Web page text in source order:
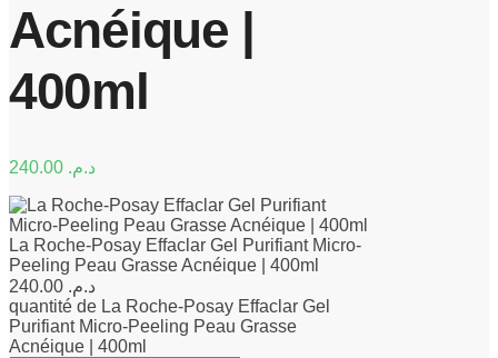
Acnéique |
400ml
د.م.
La Roche-Posay Effaclar Gel Purifiant Micro-
Peeling Peau Grasse Acnéique | 400ml
د.م.
quantité de La Roche-Posay Effaclar Gel
Purifiant Micro-Peeling Peau Grasse
Acnéique | 400ml